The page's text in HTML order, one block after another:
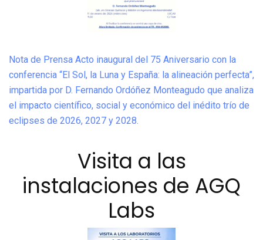
Nota de Prensa Acto inaugural del 75 Aniversario con la
conferencia “El Sol, la Luna y España: la alineación perfecta”,
impartida por D. Fernando Ordóñez Monteagudo que analiza
el impacto científico, social y económico del inédito trío de
eclipses de 2026, 2027 y 2028.
Visita a las
instalaciones de AGQ
Labs